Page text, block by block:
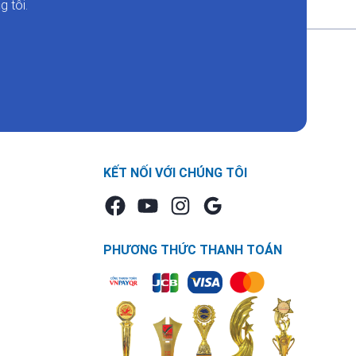
tôi.
KẾT NỐI VỚI CHÚNG TÔI
PHƯƠNG THỨC THANH TOÁN